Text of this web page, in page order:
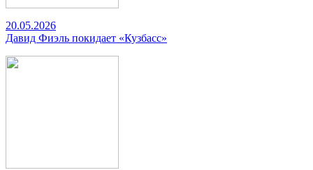
20.05.2026
Давид Фиэль покидает «Кузбасс»